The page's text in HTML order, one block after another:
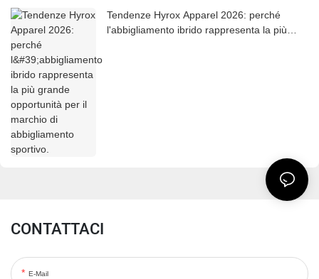
Tendenze Hyrox Apparel 2026: perché
l'abbigliamento ibrido rappresenta la più
CONTATTACI
E-Mail